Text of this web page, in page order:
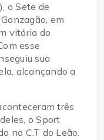
o Sete de
em
vitória do
esse
sua
alcançando a
três
o Sport
no C.T do Leão.